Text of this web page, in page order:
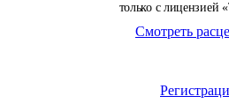
только с лицензией
Смотреть